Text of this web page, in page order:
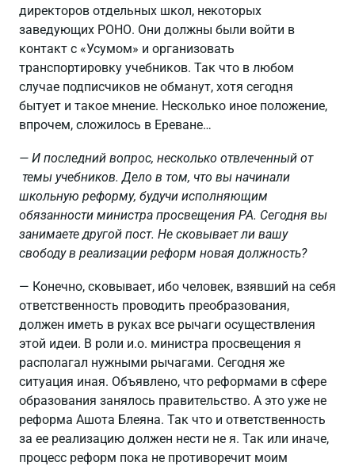
директоров отдельных школ, некоторых
заведующих РОНО. Они должны были войти в
контакт с «Усумом» и организовать
транспортировку учебников. Так что в любом
случае подписчиков не обманут, хотя сегодня
бытует и такое мнение. Несколько иное положение,
впрочем, сложилось в Ереване…
— И последний вопрос, несколько отвлеченный от
темы учебников. Дело в том, что вы начинали
школьную реформу, будучи исполняющим
обязанности министра просвещения РА. Сегодня вы
занимаете другой пост. Не сковывает ли вашу
свободу в реализации реформ новая должность?
— Конечно, сковывает, ибо человек, взявший на себя
ответственность проводить преобразования,
должен иметь в руках все рычаги осуществления
этой идеи. В роли и.о. министра просвещения я
располагал нужными рычагами. Сегодня же
ситуация иная. Объявлено, что реформами в сфере
образования занялось правительство. А это уже не
реформа Ашота Блеяна. Так что и ответственность
за ее реализацию должен нести не я. Так или иначе,
процесс реформ пока не противоречит моим